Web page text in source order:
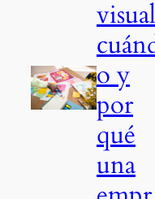
o y
por
qué
una